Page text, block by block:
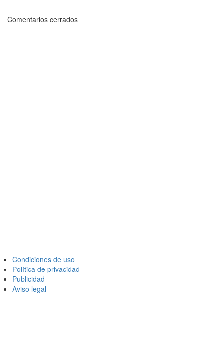
Comentarios cerrados
Condiciones de uso
Política de privacidad
Publicidad
Aviso legal